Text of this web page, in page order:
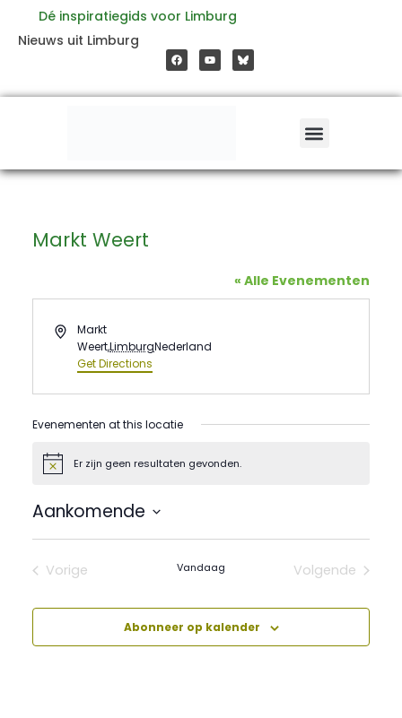
inhoud
Dé inspiratiegids voor Limburg
Nieuws uit Limburg
a
c
e
o
o
o
u
t
b
e
Markt Weert
« Alle Evenementen
Address
Markt
Weert,LimburgNederland
Get Directions
Evenementen at this locatie
BerichtEr zijn geen resultaten gevonden.
Aankomende
datum.
Vorige
Vandaag
Volgende
Abonneer op kalender